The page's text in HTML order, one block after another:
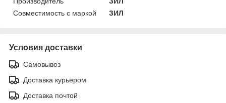
Совместимость с маркой
ЗИЛ
Условия доставки
Самовывоз
Доставка курьером
Доставка почтой